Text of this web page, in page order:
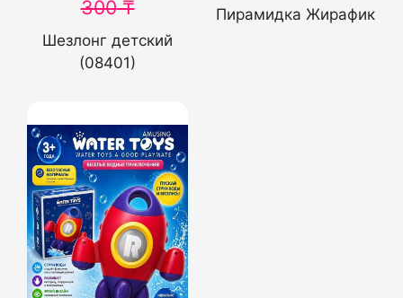
300₸
Шезлонг детский
(08401)
Пирамидка Жирафик